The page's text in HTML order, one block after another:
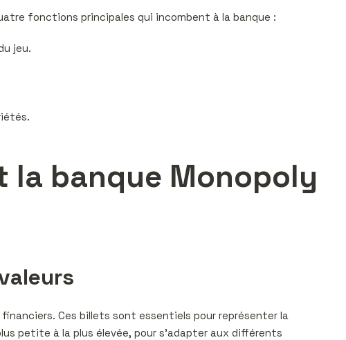
fonctions principales qui incombent à la banque :
jeu.
la banque Monopoly
Ces billets sont essentiels pour représenter la
petite à la plus élevée, pour s’adapter aux différents